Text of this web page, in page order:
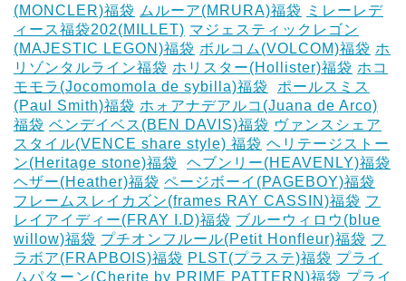
(MONCLER)福袋 ムルーア(MRURA)福袋
ミレーレデ
ィース福袋202(MILLET) マジェスティックレゴン
(MAJESTIC LEGON)福袋 ボルコム(VOLCOM)福袋 ホ
リゾンタルライン福袋 ホリスター(Hollister)福袋 ホコ
モモラ(Jocomomola de sybilla)福袋
ポールスミス
(Paul Smith)福袋 ホォアナデアルコ(Juana de Arco)
福袋 ベンデイベス(BEN DAVIS)福袋 ヴァンスシェア
スタイル(VENCE share style) 福袋 ヘリテージストー
ン(Heritage stone)福袋
ヘブンリー(HEAVENLY)福袋
ヘザー(Heather)福袋 ページボーイ(PAGEBOY)福袋
フレームスレイカズン(frames RAY CASSIN)福袋 フ
レイアイディー(FRAY I.D)福袋 ブルーウィロウ(blue
willow)福袋 プチオンフルール(Petit Honfleur)福袋 フ
ラボア(FRAPBOIS)福袋 PLST(プラステ)福袋 プライ
ムパターン(Cherite by PRIME PATTERN)福袋 プライ